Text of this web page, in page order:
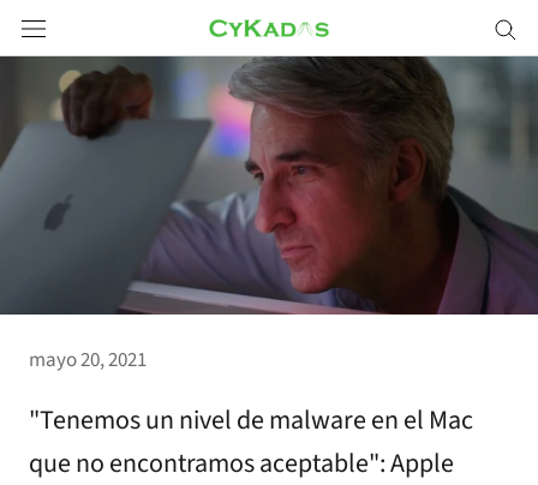
Saltar
a
contenido
mayo 20, 2021
"Tenemos un nivel de malware en el Mac
que no encontramos aceptable": Apple